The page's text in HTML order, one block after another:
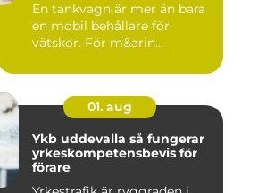
En tankvagn är mer än bara
en mobil behållare för
vätskor. För m&arin...
01. aug
Ykb uddevalla så fungerar
yrkeskompetensbevis för
förare